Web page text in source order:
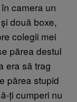
camera un
două boxe,
colegii mei
părea destul
era să trag
părea stupid
ți cumperi nu